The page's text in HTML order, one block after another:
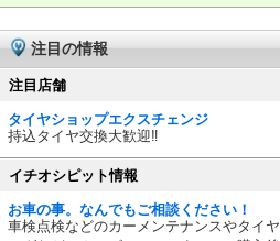
注目の情報
注目店舗
タイヤショップエクスチェンジ
持込タイヤ交換大歓迎‼
イチオシピット情報
お車の事。なんでもご相談ください！
車検点検などのカーメンテナンスやタイ